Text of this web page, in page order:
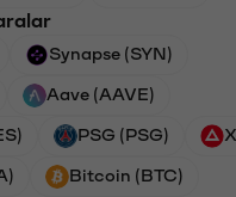
Synapse (SYN)
Aave (AAVE)
PSG (PSG)
Bitcoin (BTC)